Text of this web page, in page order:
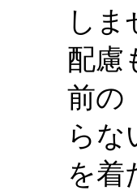
し
配慮
前の
らな
を着